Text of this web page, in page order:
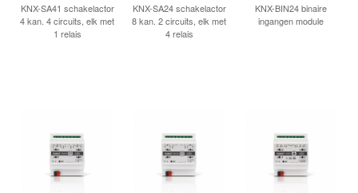
KNX-SA41 schakelactor
4 kan. 4 circuits, elk met
1 relais
KNX-SA24 schakelactor
8 kan. 2 circuits, elk met
4 relais
KNX-BIN24 binaire
ingangen module